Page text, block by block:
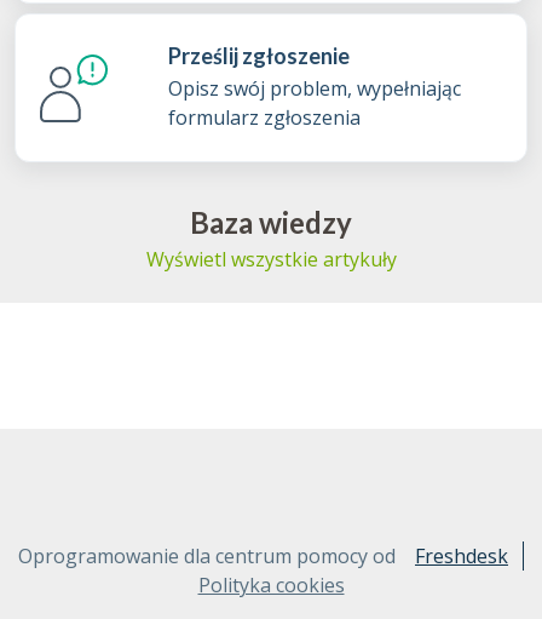
Prześlij zgłoszenie
Opisz swój problem, wypełniając
formularz zgłoszenia
Baza wiedzy
Wyświetl wszystkie artykuły
Oprogramowanie dla centrum pomocy od
Freshdesk
Polityka cookies